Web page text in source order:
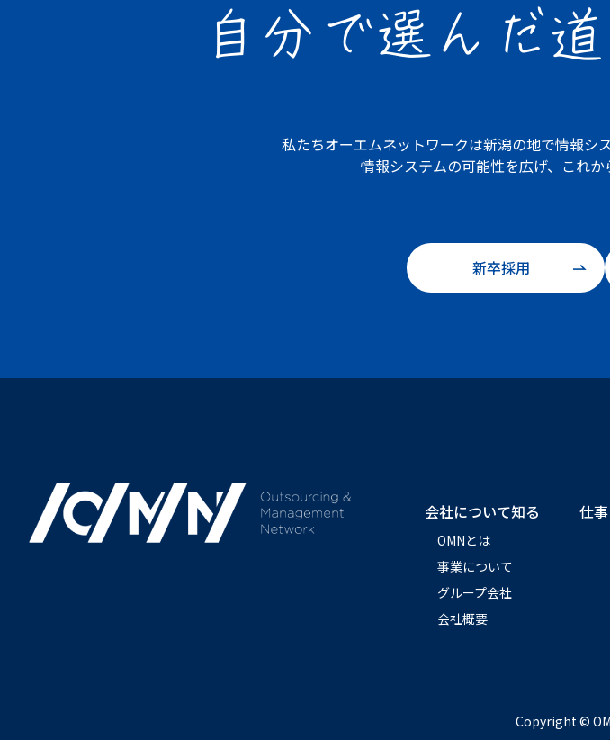
自分で選んだ
私たちオーエムネットワークは新潟の地で情報シ
情報システムの可能性を広げ、 これか
新卒採用
会社について知る
OMNとは
事業について
グループ会社
会社概要
仕
Copyright ©